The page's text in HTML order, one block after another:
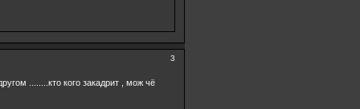
3
........кто кого закадрит , мож чё